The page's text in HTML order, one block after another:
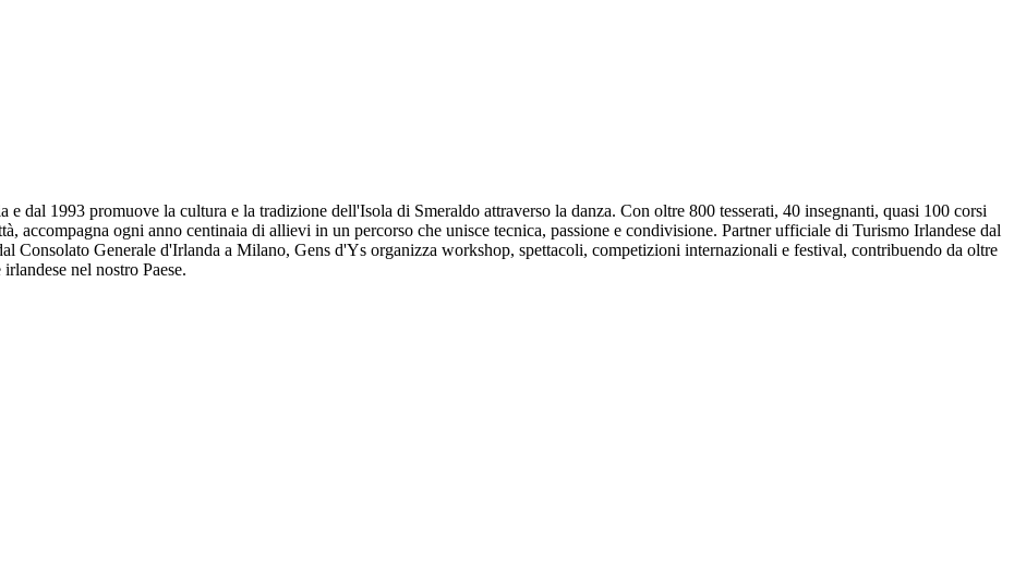
e dal 1993 promuove la cultura e la tradizione dell'Isola di Smeraldo attraverso la danza. Con oltre 800 tesserati, 40 insegnanti, quasi 100 corsi
accompagna ogni anno centinaia di allievi in un percorso che unisce tecnica, passione e condivisione. Partner ufficiale di Turismo Irlandese dal
Consolato Generale d'Irlanda a Milano, Gens d'Ys organizza workshop, spettacoli, competizioni internazionali e festival, contribuendo da oltre
nel nostro Paese.